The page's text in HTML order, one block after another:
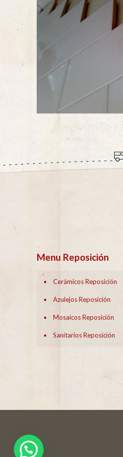
Menu Reposición
Cerámicos Reposición
Azulejos Reposición
Mosaicos Reposición
Sanitarios Reposición